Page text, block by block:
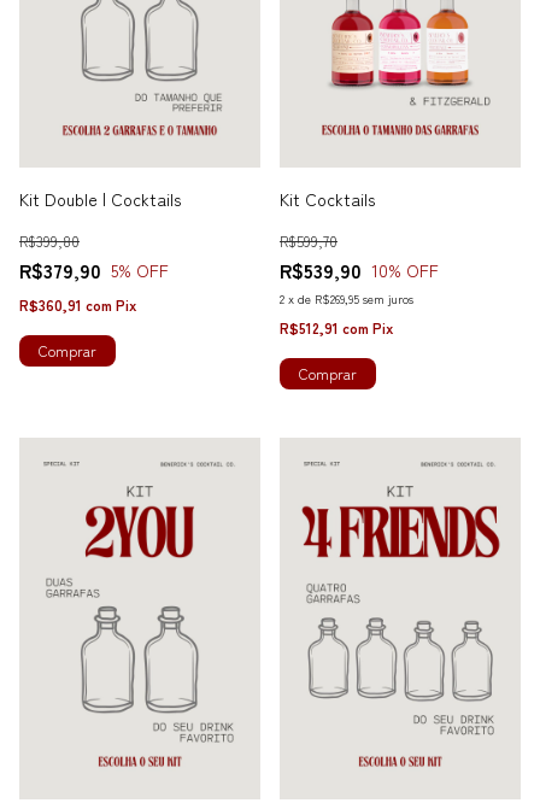
Kit Double | Cocktails
R$379,90
R$399,80
5% OFF
R$360,91 com Pix
Comprar
Kit Cocktails
R$539,90
R$599,70
10% OFF
2 x de R$269,95 sem juros
R$512,91 com Pix
Comprar